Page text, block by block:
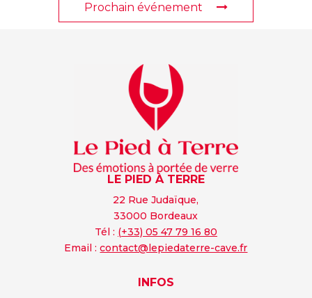
Prochain événement
LE PIED À TERRE
22 Rue Judaïque,
33000 Bordeaux
Tél : (+33) 05 47 79 16 80
Email :contact@lepiedaterre-cave.fr
INFOS